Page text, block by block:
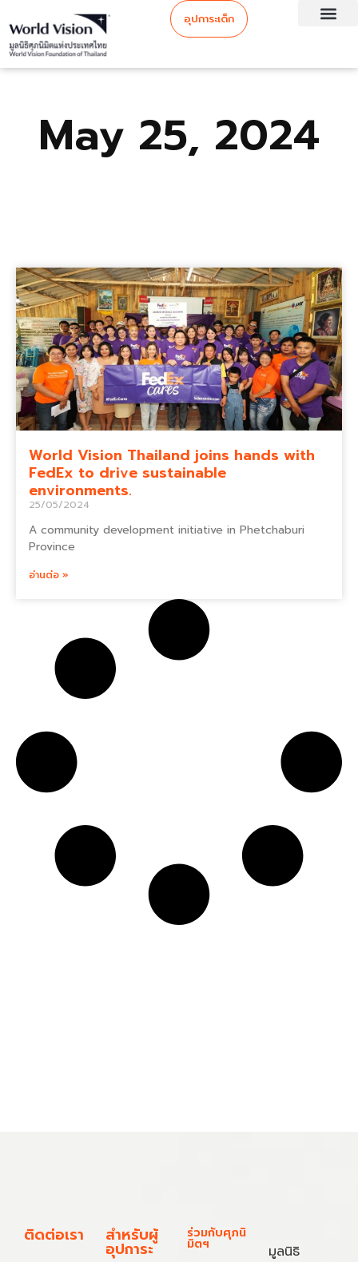
อุปการะเด็ก
May 25, 2024
World Vision Thailand joins hands with
FedEx to drive sustainable
environments.
25/05/2024
A community development initiative in Phetchaburi
Province
อ่านต่อ »
ติดต่อเรา สำหรับผู้
อุปการะ
ร่วมกับศุภนิ
มิตฯ
มูลนิธิ